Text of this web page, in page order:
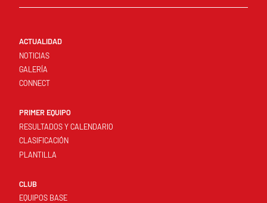
ACTUALIDAD
NOTICIAS
GALERÍA
CONNECT
PRIMER EQUIPO
RESULTADOS Y CALENDARIO
CLASIFICACIÓN
PLANTILLA
CLUB
EQUIPOS BASE